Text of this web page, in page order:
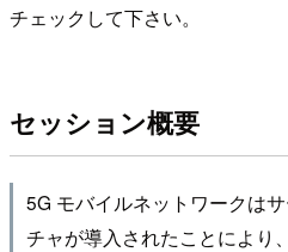
チェックして下さい。
セッション概要
5G モバイルネットワークは
チャが導入されたことにより